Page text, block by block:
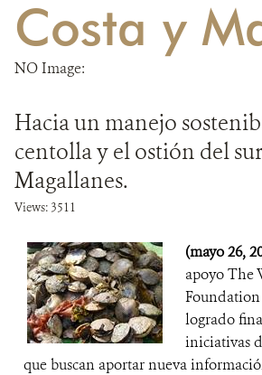
DONA
Costa y
NO Image:
Hacia un manejo
centolla y el ostión del
Magallanes.
Views: 3511
(mayo 26,
apoyo The
Foundation
logrado
iniciativas
que buscan aportar nueva